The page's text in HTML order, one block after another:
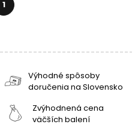
1
Výhodné spôsoby
doručenia na Slovensko
Zvýhodnená cena
väčších balení